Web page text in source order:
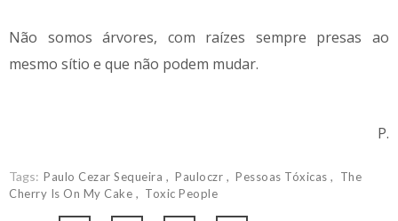
Não somos árvores, com raízes sempre presas ao
mesmo sítio e que não podem mudar.
P.
Tags: Paulo Cezar Sequeira Pauloczr Pessoas Tóxicas
The
Cherry Is On My Cake
Toxic People